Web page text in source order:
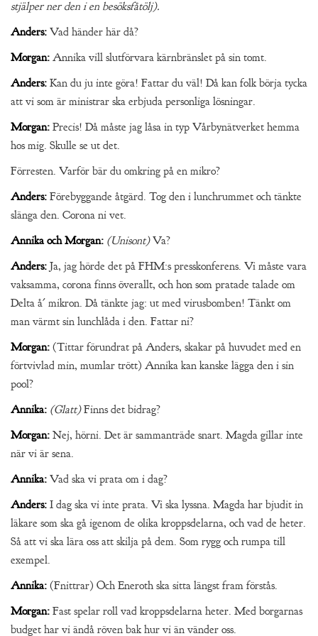
stjälper ner den i en besöksfåtölj).
Anders: Vad händer här då?
Morgan: Annika vill slutförvara kärnbränslet på sin tomt.
Anders: Kan du ju inte göra! Fattar du väl! Då kan folk börja tycka
att vi som är ministrar ska erbjuda personliga lösningar.
Morgan: Precis! Då måste jag låsa in typ Vårbynätverket hemma
hos mig. Skulle se ut det.
Förresten. Varför bär du omkring på en mikro?
Anders: Förebyggande åtgärd. Tog den i lunchrummet och tänkte
slänga den. Corona ni vet.
Annika och Morgan: (Unisont)Va?
Anders: Ja, jag hörde det på FHM:s presskonferens. Vi måste vara
vaksamma, corona finns överallt, och hon som pratade talade om
Delta å´ mikron. Då tänkte jag: ut med virusbomben! Tänkt om
man värmt sin lunchlåda i den. Fattar ni?
Morgan: (Tittar förundrat på Anders, skakar på huvudet med en
förtvivlad min, mumlar trött) Annika kan kanske lägga den i sin
pool?
Annika: (Glatt)Finns det bidrag?
Morgan: Nej, hörni. Det är sammanträde snart. Magda gillar inte
när vi är sena.
Annika: Vad ska vi prata om i dag?
Anders: I dag ska vi inte prata. Vi ska lyssna. Magda har bjudit in
läkare som ska gå igenom de olika kroppsdelarna, och vad de heter.
Så att vi ska lära oss att skilja på dem. Som rygg och rumpa till
exempel.
Annika: (Fnittrar) Och Eneroth ska sitta längst fram förstås.
Morgan: Fast spelar roll vad kroppsdelarna heter. Med borgarnas
budget har vi ändå röven bak hur vi än vänder oss.